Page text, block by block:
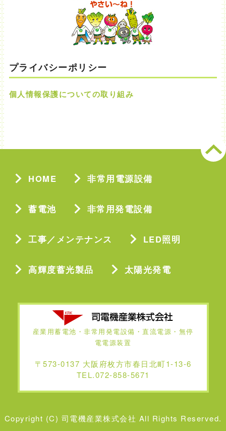
プライバシーポリシー
個人情報保護についての取り組み
HOME 非常用電源設備
蓄電池 非常用発電設備
工事／メンテナンス LED照明
高輝度蓄光製品 太陽光発電
産業用蓄電池・非常用発電設備・直流電源・無停
電電源装置
〒573-0137 大阪府枚方市春日北町1-13-6
TEL.072-858-5671
Copyright (C) 司電機産業株式会社 All Rights Reserved.